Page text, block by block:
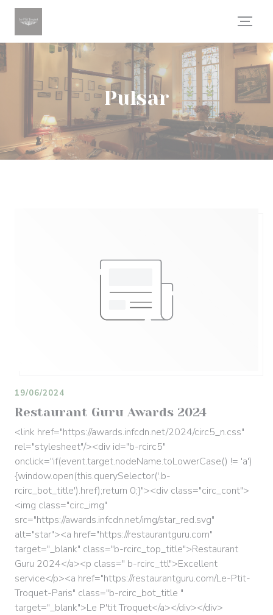
Personalización de sus opciones de cookies
Pulsar
Restaurant Guru Awards 2024
19/06/2024
<link href="https://awards.infcdn.net/2024/circ5_n.css"
rel="stylesheet"/><div id="b-rcirc5"
onclick="if(event.target.nodeName.toLowerCase() != 'a')
{window.open(this.querySelector('.b-
rcirc_bot_title').href);return 0;}"><div class="circ_cont">
<img class="circ_img"
src="https://awards.infcdn.net/img/star_red.svg"
alt="star"><a href="https://restaurantguru.com"
target="_blank" class="b-rcirc_top_title">Restaurant
Guru 2024</a><p class=" b-rcirc_ttl">Excellent
service</p><a href="https://restaurantguru.com/Le-Ptit-
Troquet-Paris" class="b-rcirc_bot_title "
target="_blank">Le P'tit Troquet</a></div></div>